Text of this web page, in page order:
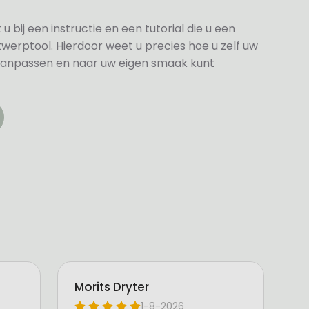
bij een instructie en een tutorial die u een
Hierdoor weet u precies hoe u zelf uw
en naar uw eigen smaak kunt